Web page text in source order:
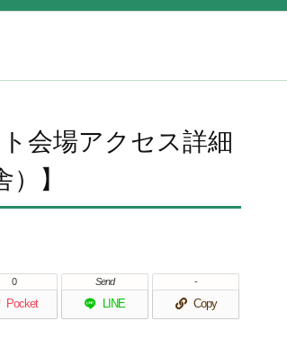
会場アクセス詳細
】
Pocket
0
LINE
Send
Copy
-